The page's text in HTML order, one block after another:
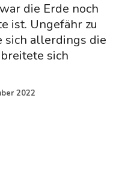
die Erde noch
ist. Ungefähr zu
sich allerdings die
sich
2022